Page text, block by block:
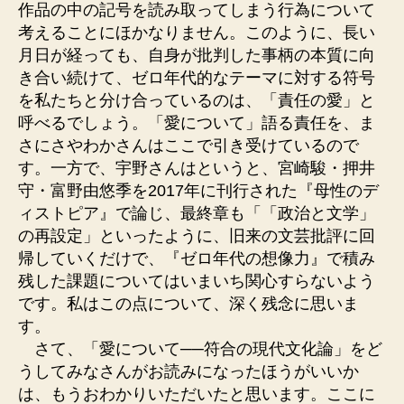
作品の中の記号を読み取ってしまう行為について
考えることにほかなりません。このように、長い
月日が経っても、自身が批判した事柄の本質に向
き合い続けて、ゼロ年代的なテーマに対する符号
を私たちと分け合っているのは、「責任の愛」と
呼べるでしょう。「愛について」語る責任を、ま
さにさやわかさんはここで引き受けているので
す。一方で、宇野さんはというと、宮崎駿・押井
守・富野由悠季を2017年に刊行された『母性のデ
ィストピア』で論じ、最終章も「「政治と文学」
の再設定」といったように、旧来の文芸批評に回
帰していくだけで、『ゼロ年代の想像力』で積み
残した課題についてはいまいち関心すらないよう
です。私はこの点について、深く残念に思いま
す。
さて、「愛について──符合の現代文化論」をど
うしてみなさんがお読みになったほうがいいか
は、もうおわかりいただいたと思います。ここに